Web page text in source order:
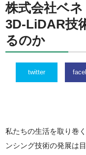
株式会社ベ
3D-LiDAR技
るのか
twitter
私たちの生活を取り巻
ンシング技術の発展は